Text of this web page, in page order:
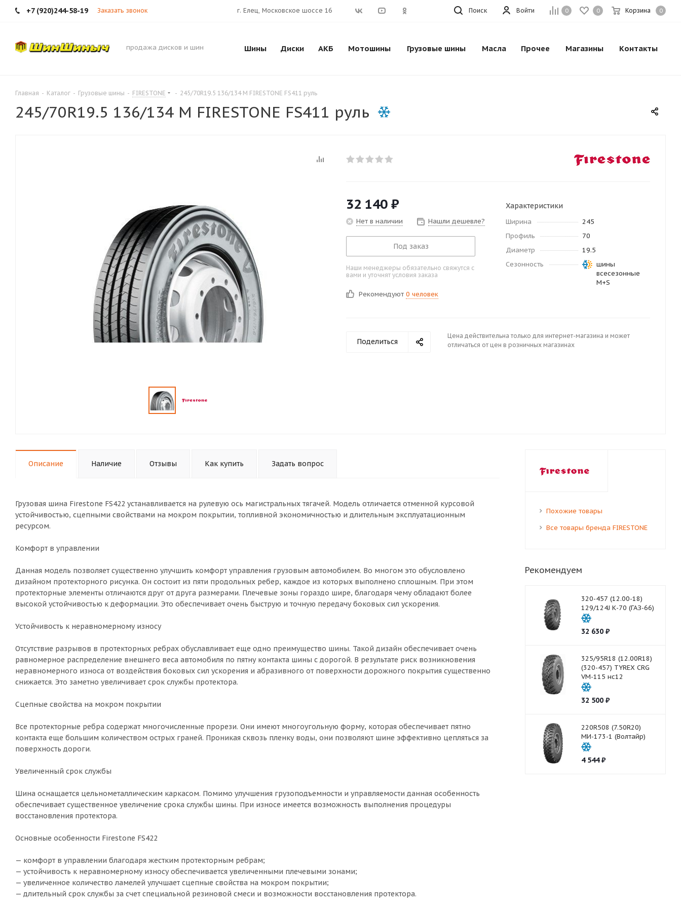
+7 (920)244-58-19 Заказать звонок 0 0 Корзина 0
Войти
г. Елец, Московское шоссе 16 Поиск
продажа дисков и шин Шины Диски АКБ Мотошины Грузовые шины Масла Прочее Магазины Контакты
Главная - Каталог - Грузовые шины - FIRESTONE - 245/70R19.5 136/134 M FIRESTONE FS411 руль
245/70R19.5 136/134 M FIRESTONE FS411 руль
32 140 ₽
Нет в наличии Нашли дешевле?
Под заказ
Наши менеджеры обязательно свяжутся с
вами и уточнят условия заказа
Рекомендуют 0 человек
Характеристики
Ширина
245
Профиль
70
Диаметр
19.5
Сезонность
шины
всесезонные
M+S
Поделиться
Цена действительна только для интернет-магазина и может
отличаться от цен в розничных магазинах
Описание Наличие Отзывы Как купить Задать вопрос
Грузовая шина Firestone FS422 устанавливается на рулевую ось магистральных тягачей. Модель отличается отменной курсовой
устойчивостью, сцепными свойствами на мокром покрытии, топливной экономичностью и длительным эксплуатационным
ресурсом.
Комфорт в управлении
Данная модель позволяет существенно улучшить комфорт управления грузовым автомобилем. Во многом это обусловлено
дизайном протекторного рисунка. Он состоит из пяти продольных ребер, каждое из которых выполнено сплошным. При этом
протекторные элементы отличаются друг от друга размерами. Плечевые зоны гораздо шире, благодаря чему обладают более
высокой устойчивостью к деформации. Это обеспечивает очень быструю и точную передачу боковых сил ускорения.
Устойчивость к неравномерному износу
Отсутствие разрывов в протекторных ребрах обуславливает еще одно преимущество шины. Такой дизайн обеспечивает очень
равномерное распределение внешнего веса автомобиля по пятну контакта шины с дорогой. В результате риск возникновения
неравномерного износа от воздействия боковых сил ускорения и абразивного от поверхности дорожного покрытия существенно
снижается. Это заметно увеличивает срок службы протектора.
Сцепные свойства на мокром покрытии
Все протекторные ребра содержат многочисленные прорези. Они имеют многоугольную форму, которая обеспечивает пятно
контакта еще большим количеством острых граней. Проникая сквозь пленку воды, они позволяют шине эффективно цепляться за
поверхность дороги.
Увеличенный срок службы
Шина оснащается цельнометаллическим каркасом. Помимо улучшения грузоподъемности и управляемости данная особенность
обеспечивает существенное увеличение срока службы шины. При износе имеется возможность выполнения процедуры
восстановления протектора.
Основные особенности Firestone FS422
— комфорт в управлении благодаря жестким протекторным ребрам;
— устойчивость к неравномерному износу обеспечивается увеличенными плечевыми зонами;
— увеличенное количество ламелей улучшает сцепные свойства на мокром покрытии;
— длительный срок службы за счет специальной резиновой смеси и возможности восстановления протектора.
Похожие товары
Все товары бренда FIRESTONE
Рекомендуем
320-457 (12.00-18)
129/124J К-70 (ГАЗ-66)
32 630₽
325/95R18 (12.00R18)
(320-457) TYREX CRG
VM-115 нс12
32 500₽
220R508 (7.50R20)
МИ-173-1 (Волтайр)
4 544₽